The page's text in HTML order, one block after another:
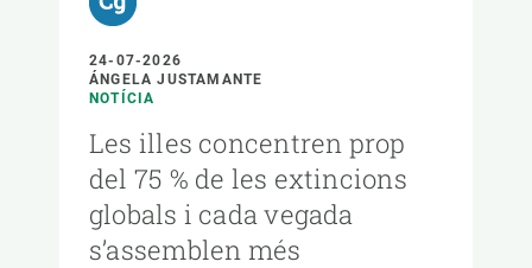
24-07-2026
ÁNGELA JUSTAMANTE
NOTÍCIA
Les illes concentren prop
del 75 % de les extincions
globals i cada vegada
s’assemblen més